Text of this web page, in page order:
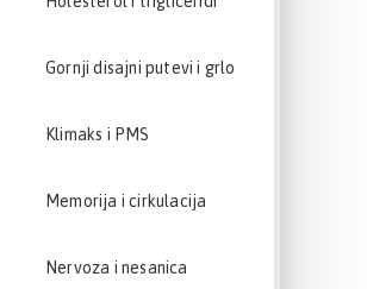
Gornji disajni putevi i grlo
Klimaks i PMS
Memorija i cirkulacija
Nervoza i nesanica